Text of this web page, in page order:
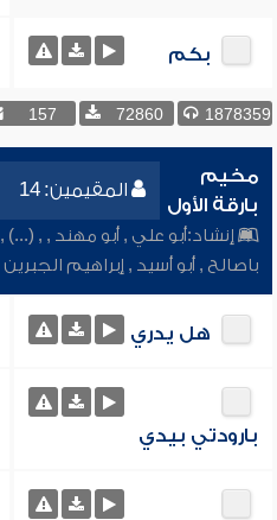
بكم
1878359
72860
157
المقيمين: 14
مخيم
بارقة الأول
إنشاد:أبو علي ,أبو مهند ,
,
(...)
,
باصالح ,أبو أسيد , إبراهيم الجبرين
هل يدري
بارودتي بيدي